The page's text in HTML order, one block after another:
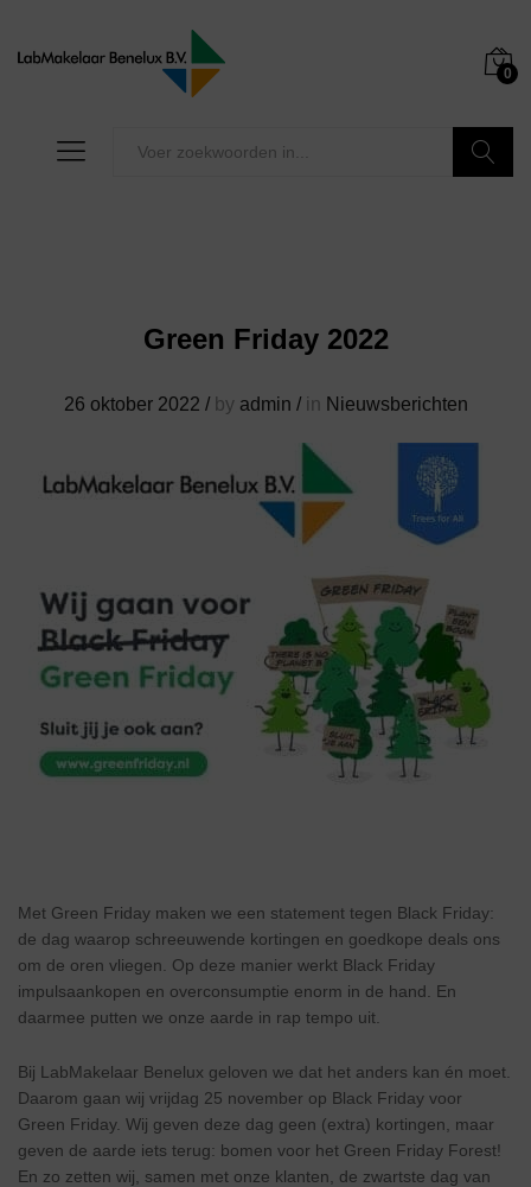
0
Green Friday 2022
26 oktober 2022 /by admin /in Nieuwsberichten
Met Green Friday maken we een statement tegen Black Friday:
de dag waarop schreeuwende kortingen en goedkope deals ons
om de oren vliegen. Op deze manier werkt Black Friday
impulsaankopen en overconsumptie enorm in de hand. En
daarmee putten we onze aarde in rap tempo uit.
Bij LabMakelaar Benelux geloven we dat het anders kan én moet.
Daarom gaan wij vrijdag 25 november op Black Friday voor
Green Friday. Wij geven deze dag geen (extra) kortingen, maar
geven de aarde iets terug: bomen voor het Green Friday Forest!
En zo zetten wij, samen met onze klanten, de zwartste dag van